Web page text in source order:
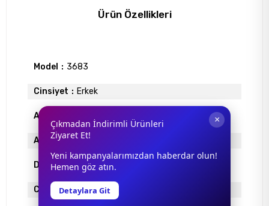
Ürün Özellikleri
Model 3683
Cinsiyet Erkek
Antrefle Kaplama
Ayna YOK
Degrade YOK
Cam Materyali ORGANİK
×
Çıkmadan İndirimli Ürünleri
Ziyaret Et!
Yeni kampanyalarımızdan haberdar olun!
Hemen göz atın.
Detaylara Git